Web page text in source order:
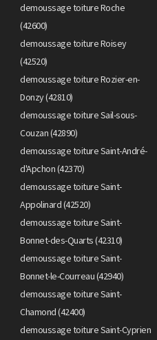
demoussage toiture Roche
(42600)
demoussage toiture Roisey
(42520)
demoussage toiture Rozier-en-
Donzy (42810)
demoussage toiture Sail-sous-
Couzan (42890)
demoussage toiture Saint-André-
d'Apchon (42370)
demoussage toiture Saint-
Appolinard (42520)
demoussage toiture Saint-
Bonnet-des-Quarts (42310)
demoussage toiture Saint-
Bonnet-le-Courreau (42940)
demoussage toiture Saint-
Chamond (42400)
demoussage toiture Saint-Cyprien